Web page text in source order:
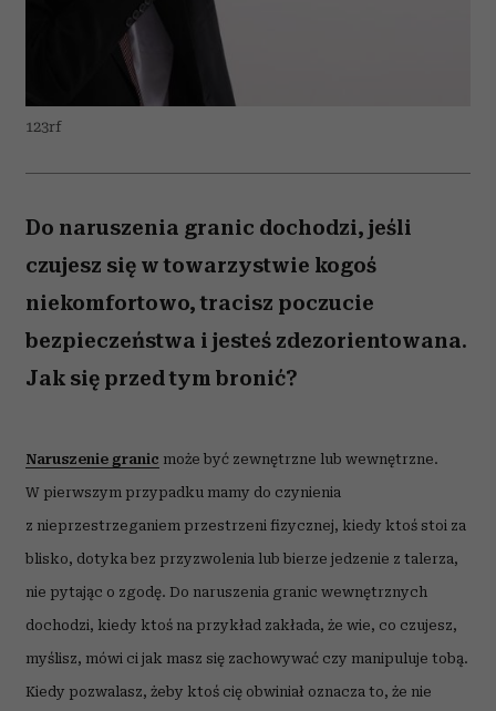
123rf
Do naruszenia granic dochodzi, jeśli
czujesz się w towarzystwie kogoś
niekomfortowo, tracisz poczucie
bezpieczeństwa i jesteś zdezorientowana.
Jak się przed tym bronić?
Naruszenie granic może być zewnętrzne lub wewnętrzne.
W pierwszym przypadku mamy do czynienia
z nieprzestrzeganiem przestrzeni fizycznej, kiedy ktoś stoi za
blisko, dotyka bez przyzwolenia lub bierze jedzenie z talerza,
nie pytając o zgodę. Do naruszenia granic wewnętrznych
dochodzi, kiedy ktoś na przykład zakłada, że wie, co czujesz,
myślisz, mówi ci jak masz się zachowywać czy manipuluje tobą.
Kiedy pozwalasz, żeby ktoś cię obwiniał oznacza to, że nie